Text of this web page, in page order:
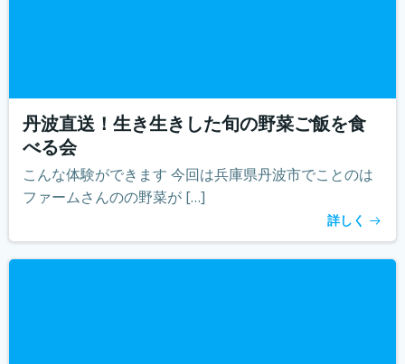
丹波直送！生き生きした旬の野菜ご飯を食
べる会
こんな体験ができます 今回は兵庫県丹波市でことのは
ファームさんのの野菜が […]
詳しく